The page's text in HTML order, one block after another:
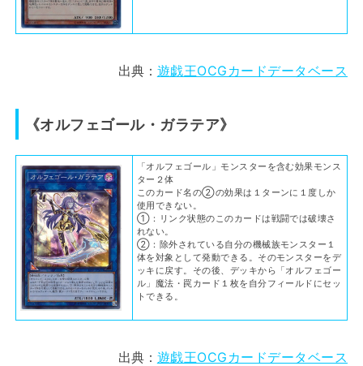
出典： 遊戯王OCGカードデータベース
《オルフェゴール・ガラテア》
「オルフェゴール」モンスターを含む効果モンス
ター２体
このカード名の②の効果は１ターンに１度しか
使用できない。
①：リンク状態のこのカードは戦闘では破壊さ
れない。
②：除外されている自分の機械族モンスター１
体を対象として発動できる。そのモンスターをデ
ッキに戻す。その後、デッキから「オルフェゴー
ル」魔法・罠カード１枚を自分フィールドにセッ
トできる。
出典： 遊戯王OCGカードデータベース